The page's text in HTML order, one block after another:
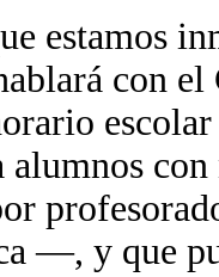
estamos
con
—, y que